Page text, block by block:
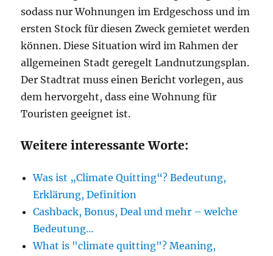
sodass nur Wohnungen im Erdgeschoss und im
ersten Stock für diesen Zweck gemietet werden
können. Diese Situation wird im Rahmen der
allgemeinen Stadt geregelt Landnutzungsplan.
Der Stadtrat muss einen Bericht vorlegen, aus
dem hervorgeht, dass eine Wohnung für
Touristen geeignet ist.
Weitere interessante Worte:
Was ist „Climate Quitting“? Bedeutung,
Erklärung, Definition
Cashback, Bonus, Deal und mehr – welche
Bedeutung…
What is "climate quitting"? Meaning,